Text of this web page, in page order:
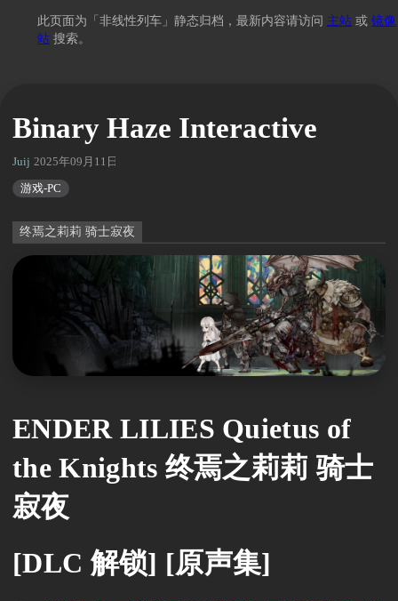
此页面为「非线性列车」静态归档，最新内容请访问 主站 或 镜像
站 搜索。
Binary Haze Interactive
Juij 2025年09月11日 05:10
游戏-PC
终焉之莉莉 骑士寂夜
ENDER LILIES Quietus of
the Knights 终焉之莉莉 骑士
寂夜
[DLC 解锁] [原声集]